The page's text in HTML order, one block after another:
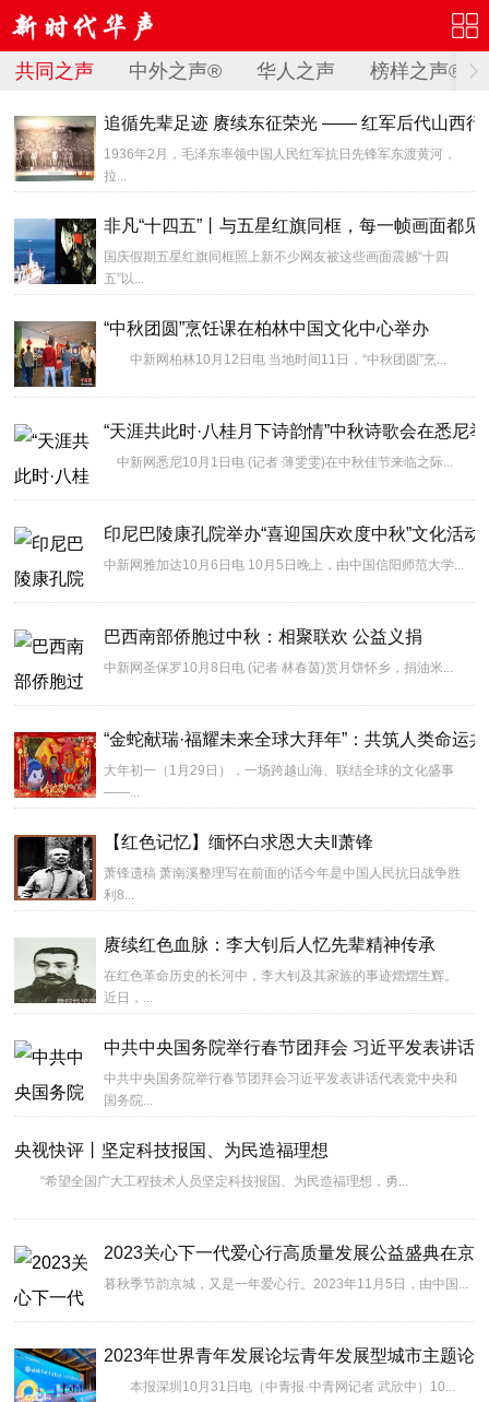
共同之声 中外之声® 华人之声 榜样之声®
追循先辈足迹 赓续东征荣光 —— 红军后代山西行
1936年2月，毛泽东率领中国人民红军抗日先锋军东渡黄河，
拉...
非凡“十四五”丨与五星红旗同框，每一帧画面都见
国庆假期五星红旗同框照上新不少网友被这些画面震撼“十四
五”以...
“中秋团圆”烹饪课在柏林中国文化中心举办
中新网柏林10月12日电 当地时间11日，“中秋团圆”烹...
“天涯共此时·八桂月下诗韵情”中秋诗歌会在悉尼
中新网悉尼10月1日电 (记者 薄雯雯)在中秋佳节来临之际...
印尼巴陵康孔院举办“喜迎国庆欢度中秋”文化活动
中新网雅加达10月6日电 10月5日晚上，由中国信阳师范大学...
巴西南部侨胞过中秋：相聚联欢 公益义捐
中新网圣保罗10月8日电 (记者 林春茵)赏月饼怀乡，捐油米...
“金蛇献瑞·福耀未来全球大拜年”：共筑人类命运
大年初一（1月29日），一场跨越山海、联结全球的文化盛事
——...
【红色记忆】缅怀白求恩大夫‖萧锋
萧锋遗稿 萧南溪整理写在前面的话今年是中国人民抗日战争胜
利8...
赓续红色血脉：李大钊后人忆先辈精神传承
在红色革命历史的长河中，李大钊及其家族的事迹熠熠生辉。
近日，...
中共中央国务院举行春节团拜会 习近平发表讲话
中共中央国务院举行春节团拜会习近平发表讲话代表党中央和
国务院...
央视快评丨坚定科技报国、为民造福理想
“希望全国广大工程技术人员坚定科技报国、为民造福理想，勇...
2023关心下一代爱心行高质量发展公益盛典在京
暮秋季节韵京城，又是一年爱心行。2023年11月5日，由中国...
2023年世界青年发展论坛青年发展型城市主题论
本报深圳10月31日电（中青报·中青网记者 武欣中）10...